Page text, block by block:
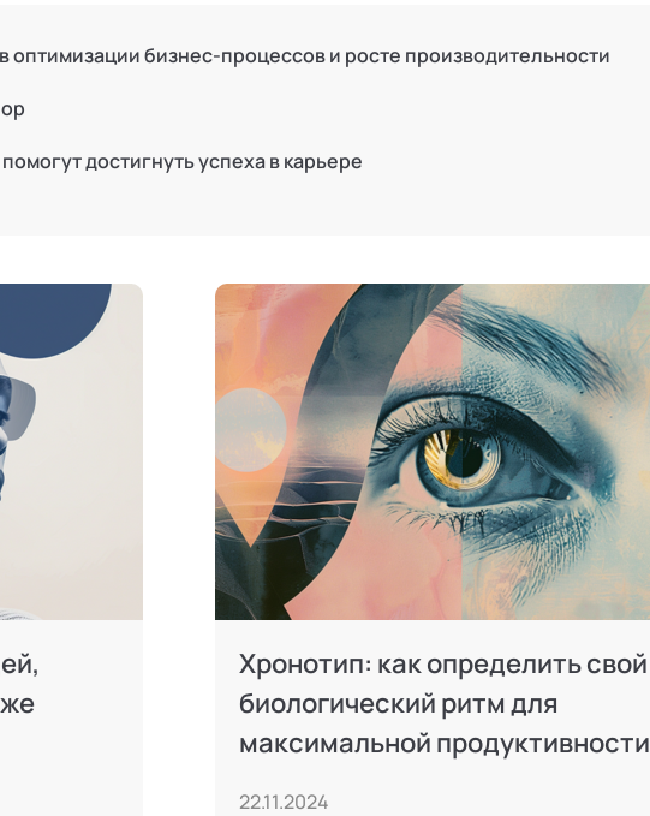
оптимизации бизнес-процессов и росте производительности
достигнуть успеха в карьере
Хронотип: как определить свой
биологический ритм для
максимальной продуктивности
22.11.2024